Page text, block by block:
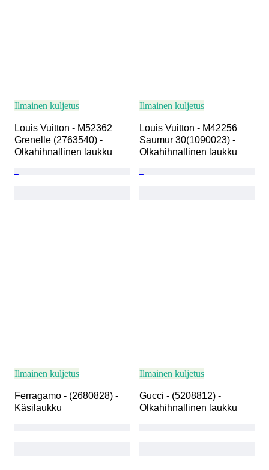
Ilmainen kuljetus
Louis Vuitton - M52362
Grenelle (2763540) -
Olkahihnallinen laukku
Ilmainen kuljetus
Louis Vuitton - M42256
Saumur 30(1090023) -
Olkahihnallinen laukku
Ilmainen kuljetus
Ferragamo - (2680828) -
Käsilaukku
Ilmainen kuljetus
Gucci - (5208812) -
Olkahihnallinen laukku